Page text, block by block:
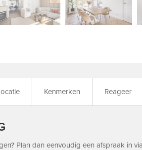
Kenmerken Reageer
Plan dan eenvoudig een afspraak in